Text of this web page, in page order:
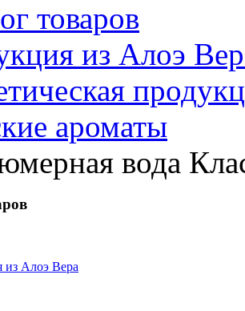
товаров
из Алоэ
ароматы
вода
из Алоэ Вера